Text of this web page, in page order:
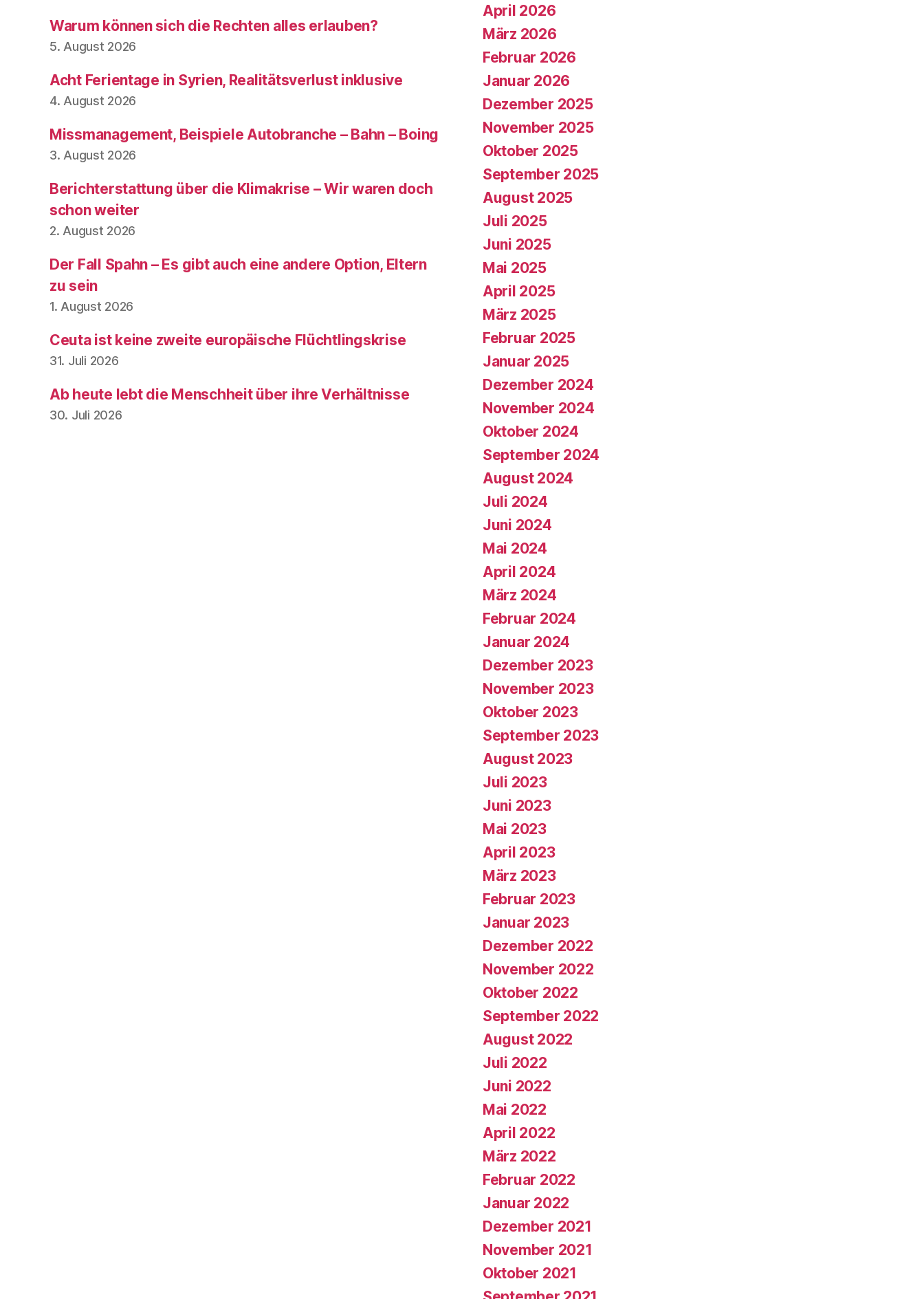
Warum können sich die Rechten alles erlauben?
5. August 2026
Acht Ferientage in Syrien, Realitätsverlust inklusive
4. August 2026
Missmanagement, Beispiele Autobranche – Bahn – Boing
3. August 2026
Berichterstattung über die Klimakrise – Wir waren doch
schon weiter
2. August 2026
Der Fall Spahn – Es gibt auch eine andere Option, Eltern
zu sein
1. August 2026
Ceuta ist keine zweite europäische Flüchtlingskrise
31. Juli 2026
Ab heute lebt die Menschheit über ihre Verhältnisse
30. Juli 2026
April 2026
März 2026
Februar 2026
Januar 2026
Dezember 2025
November 2025
Oktober 2025
September 2025
August 2025
Juli 2025
Juni 2025
Mai 2025
April 2025
März 2025
Februar 2025
Januar 2025
Dezember 2024
November 2024
Oktober 2024
September 2024
August 2024
Juli 2024
Juni 2024
Mai 2024
April 2024
März 2024
Februar 2024
Januar 2024
Dezember 2023
November 2023
Oktober 2023
September 2023
August 2023
Juli 2023
Juni 2023
Mai 2023
April 2023
März 2023
Februar 2023
Januar 2023
Dezember 2022
November 2022
Oktober 2022
September 2022
August 2022
Juli 2022
Juni 2022
Mai 2022
April 2022
März 2022
Februar 2022
Januar 2022
Dezember 2021
November 2021
Oktober 2021